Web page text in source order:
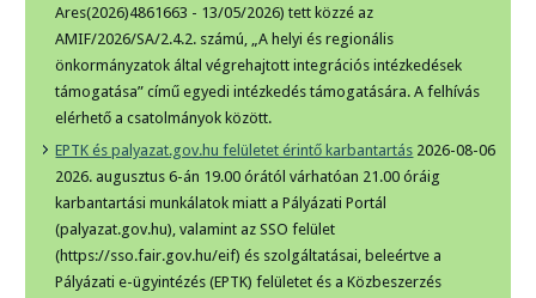
Ares(2026)4861663 - 13/05/2026) tett közzé az
AMIF/2026/SA/2.4.2. számú, „A helyi és regionális
önkormányzatok által végrehajtott integrációs intézkedések
támogatása” című egyedi intézkedés támogatására. A felhívás
elérhető a csatolmányok között.
EPTK és palyazat.gov.hu felületet érintő karbantartás 2026-08-06
2026. augusztus 6-án 19.00 órától várhatóan 21.00 óráig
karbantartási munkálatok miatt a Pályázati Portál
(palyazat.gov.hu), valamint az SSO felület
(https://sso.fair.gov.hu/eif) és szolgáltatásai, beleértve a
Pályázati e-ügyintézés (EPTK) felületet és a Közbeszerzés